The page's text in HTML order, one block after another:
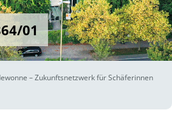
01
– Zukunftsnetzwerk für Schäferinnen